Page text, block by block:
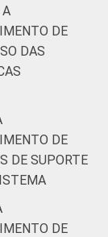
A
DE
DAS
DE
DE SUPORTE
DE